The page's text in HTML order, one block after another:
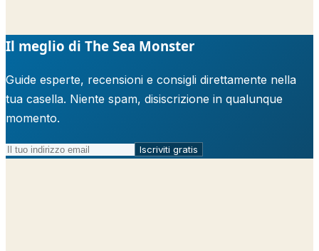
Il meglio di The Sea Monster
Guide esperte, recensioni e consigli direttamente nella
tua casella. Niente spam, disiscrizione in qualunque
momento.
Iscriviti gratis